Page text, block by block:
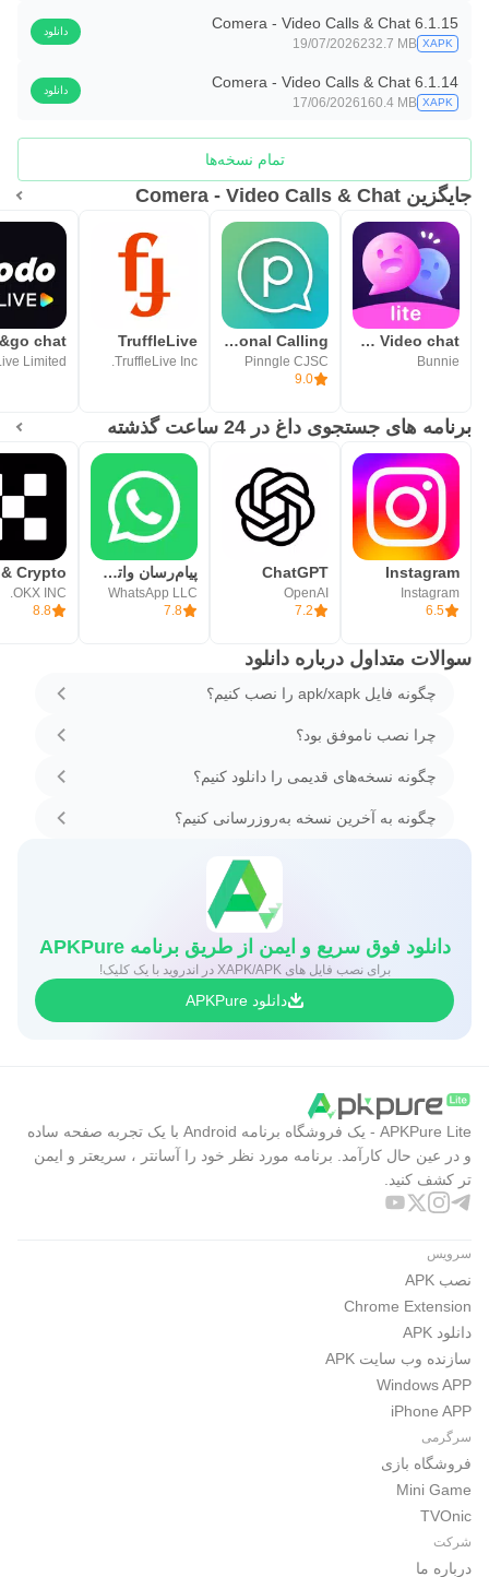
Comera - Video Calls & Chat 6.1.15
XAPK
232.7 MB
19/07/2026
دانلود
Comera - Video Calls & Chat 6.1.14
XAPK
160.4 MB
17/06/2026
دانلود
تمام نسخه‌ها
جایگزین Comera - Video Calls & Chat
BunchatLite Video chat
Bunnie
Pinngle International Calling
Pinngle CJSC
9.0
TruffleLive
TruffleLive Inc.
برنامه های جستجوی داغ در 24 ساعت گذشته
Instagram
Instagram
6.5
ChatGPT
OpenAI
7.2
پیام‌رسان واتساپ
WhatsApp LLC
7.8
OKX INC.
8.8
سوالات متداول درباره دانلود
چگونه فایل apk/xapk را نصب کنیم؟
چرا نصب ناموفق بود؟
چگونه نسخه‌های قدیمی را دانلود کنیم؟
چگونه به آخرین نسخه به‌روزرسانی کنیم؟
دانلود فوق سریع و ایمن از طریق برنامه APKPure
برای نصب فایل های XAPK/APK در اندروید با یک کلیک!
دانلود APKPure
APKPure Lite - یک فروشگاه برنامه Android با یک تجربه صفحه ساده
و در عین حال کارآمد. برنامه مورد نظر خود را آسانتر ، سریعتر و ایمن
تر کشف کنید.
سرویس
نصب APK
Chrome Extension
دانلود APK
سازنده وب سایت APK
Windows APP
iPhone APP
سرگرمی
فروشگاه بازی
Mini Game
TVOnic
شرکت
درباره ما